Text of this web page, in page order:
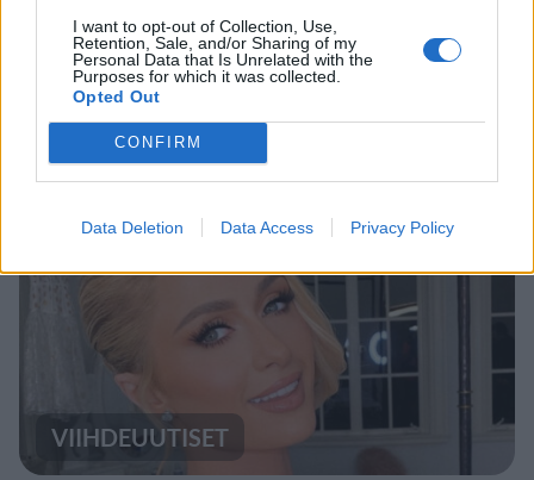
I want to opt-out of Collection, Use,
Retention, Sale, and/or Sharing of my
Personal Data that Is Unrelated with the
Purposes for which it was collected.
Opted Out
CONFIRM
Data Deletion Data Access Privacy Policy
UUTISET
Lapin pelastushelikopteri Aslakin
toiminta päättyy – rahat loppuivat
VIIHDEUUTISET